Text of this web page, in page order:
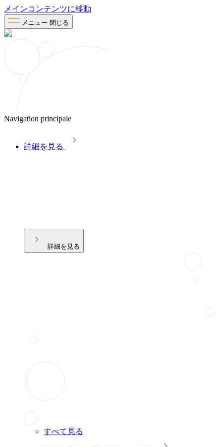
メインコンテンツに移動
メニュー 閉じる
Navigation principale
詳細を見る
詳細を見る
すべて見る